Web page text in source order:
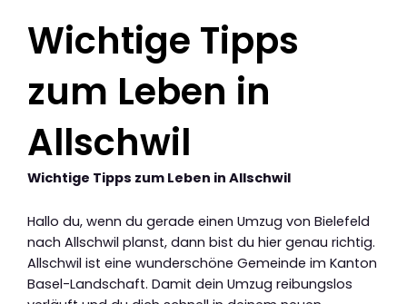
Wichtige Tipps
zum Leben in
Allschwil
Wichtige Tipps zum Leben in Allschwil
Hallo du, wenn du gerade einen Umzug von Bielefeld
nach Allschwil planst, dann bist du hier genau richtig.
Allschwil ist eine wunderschöne Gemeinde im Kanton
Basel-Landschaft. Damit dein Umzug reibungslos